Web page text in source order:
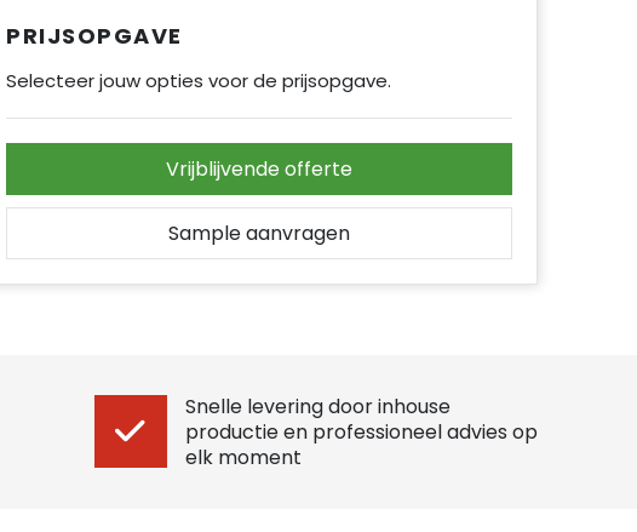
PRIJSOPGAVE
Selecteer jouw opties voor de prijsopgave.
Vrijblijvende offerte
Sample aanvragen
Snelle levering door inhouse
productie en professioneel advies op
elk moment